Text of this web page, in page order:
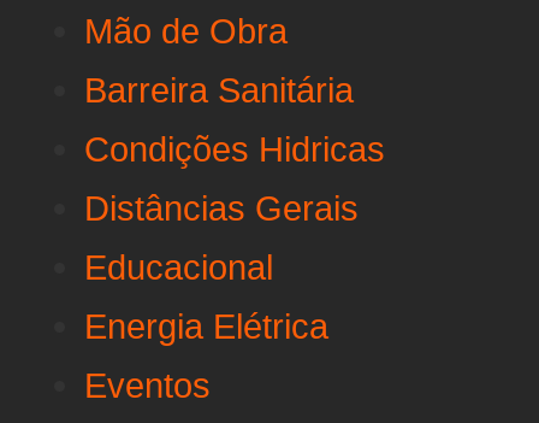
Mão de Obra
Barreira Sanitária
Condições Hidricas
Distâncias Gerais
Educacional
Energia Elétrica
Eventos